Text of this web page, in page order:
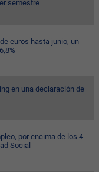
semestre
euros hasta junio, un
en una declaración de
por encima de los 4
Social